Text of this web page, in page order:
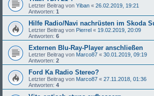
Letzter Beitrag von Yiban « 26.02.2019, 19:21
Antworten: 1
Hilfe Radio/Navi nachrüsten im Skoda
Letzter Beitrag von Pierrel « 19.02.2019, 20:09
Antworten: 6
Externen Blu-Ray-Player anschließen
Letzter Beitrag von Marco87 « 30.01.2019, 09:19
Antworten: 2
Ford Ka Radio Stereo?
Letzter Beitrag von Marco87 « 27.11.2018, 01:36
Antworten: 4